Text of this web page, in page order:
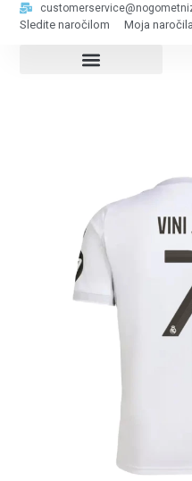
Sledite naročilom Moja naročila